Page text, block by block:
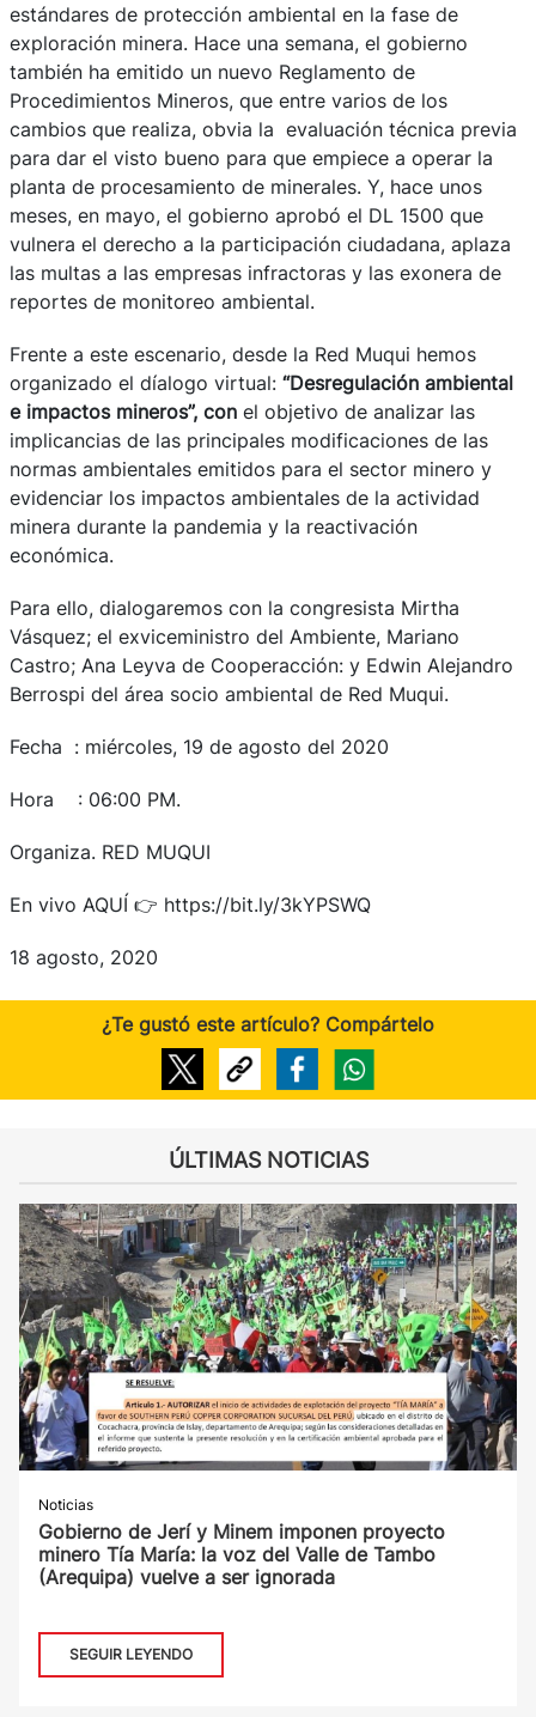
estándares de protección ambiental en la fase de
exploración minera. Hace una semana, el gobierno
también ha emitido un nuevo Reglamento de
Procedimientos Mineros, que entre varios de los
cambios que realiza, obvia la evaluación técnica previa
para dar el visto bueno para que empiece a operar la
planta de procesamiento de minerales. Y, hace unos
meses, en mayo, el gobierno aprobó el DL 1500 que
vulnera el derecho a la participación ciudadana, aplaza
las multas a las empresas infractoras y las exonera de
reportes de monitoreo ambiental.
Frente a este escenario, desde la Red Muqui hemos
organizado el díalogo virtual: “Desregulación ambiental
e impactos mineros”, con el objetivo de analizar las
implicancias de las principales modificaciones de las
normas ambientales emitidos para el sector minero y
evidenciar los impactos ambientales de la actividad
minera durante la pandemia y la reactivación
económica.
Para ello, dialogaremos con la congresista Mirtha
Vásquez; el exviceministro del Ambiente, Mariano
Castro; Ana Leyva de Cooperacción: y Edwin Alejandro
Berrospi del área socio ambiental de Red Muqui.
Fecha : miércoles, 19 de agosto del 2020
Hora : 06:00 PM.
Organiza. RED MUQUI
En vivo AQUÍ 👉 https://bit.ly/3kYPSWQ
18 agosto, 2020
¿Te gustó este artículo? Compártelo
ÚLTIMAS NOTICIAS
Noticias
Gobierno de Jerí y Minem imponen proyecto
minero Tía María: la voz del Valle de Tambo
(Arequipa) vuelve a ser ignorada
SEGUIR LEYENDO